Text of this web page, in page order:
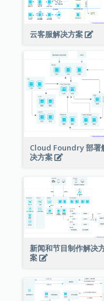
云客服解决方案
Cloud Foundry 部署
决方案
新闻和节目制作解决
案